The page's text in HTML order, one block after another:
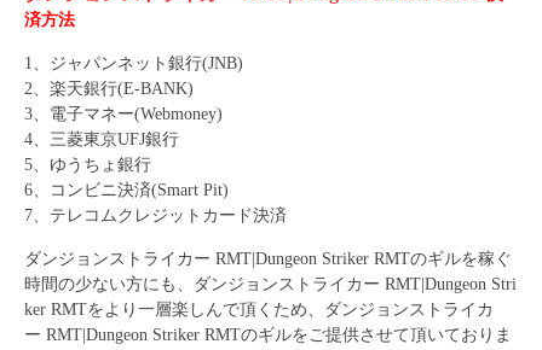
済方法
1、ジャパンネット銀行(JNB)
2、楽天銀行(E-BANK)
3、電子マネー(Webmoney)
4、三菱東京UFJ銀行
5、ゆうちょ銀行
6、コンビニ決済(Smart Pit)
7、テレコムクレジットカード決済
ダンジョンストライカー RMT|Dungeon Striker RMTのギルを稼ぐ
時間の少ない方にも、
ダンジョンストライカー RMT|Dungeon Stri
ker RMTをより一層楽しんで頂くため、
ダンジョンストライカ
ー RMT|Dungeon Striker RMTのギルをご提供させて頂いておりま